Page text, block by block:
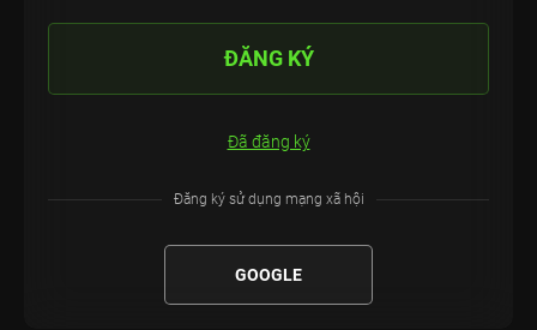
ĐĂNG KÝ
Đã đăng ký
Đăng ký sử dụng mạng xã hội
GOOGLE